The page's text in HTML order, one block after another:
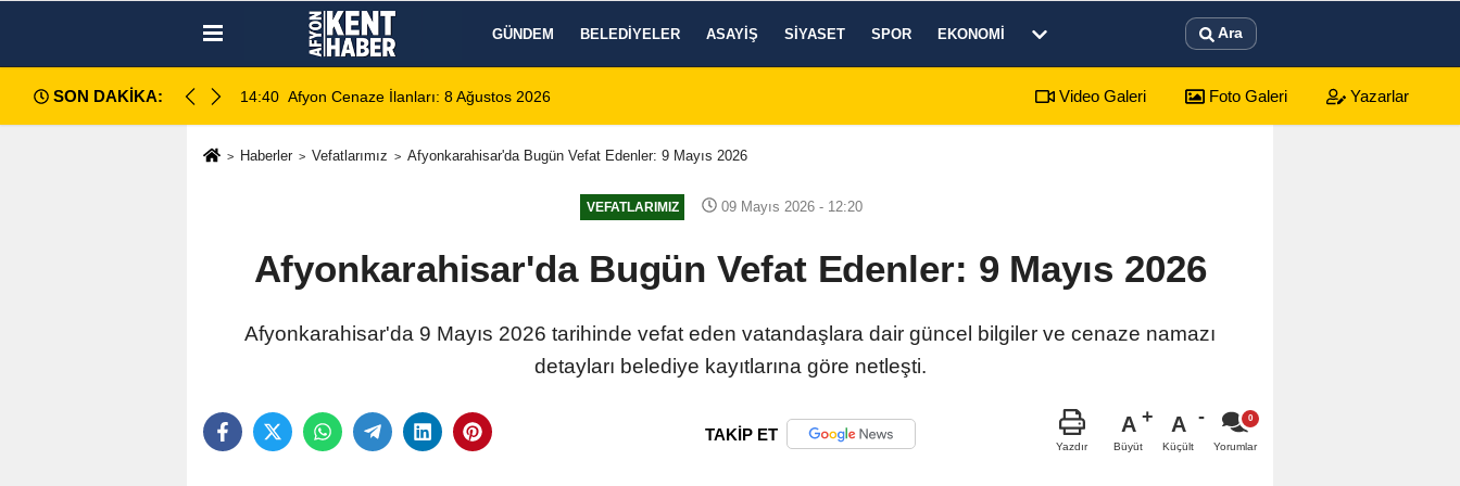
GÜNDEM BELEDIYELER ASAYIŞ SIYASET SPOR EKONOMI Ara
SON DAKİKA: 14:35 Sinanpaşa’da Otobüs Kazası: 1 Ölü, 15 Yaralı 8 Ağustos 2026 Afyonkarahisar Nöbetçi Eczaneler
Video Galeri Foto Galeri Yazarlar
Haberler Vefatlarımız Afyonkarahisar'da Bugün Vefat Edenler: 9 Mayıs 2026
VEFATLARIMIZ 09 Mayıs 2026 - 12:20
Afyonkarahisar'da Bugün Vefat Edenler: 9 Mayıs 2026
Afyonkarahisar'da 9 Mayıs 2026 tarihinde vefat eden vatandaşlara dair güncel bilgiler ve cenaze namazı
detayları belediye kayıtlarına göre netleşti.
TAKİP ET
Yazdır
A
Büyüt
A
Küçült Yorumlar